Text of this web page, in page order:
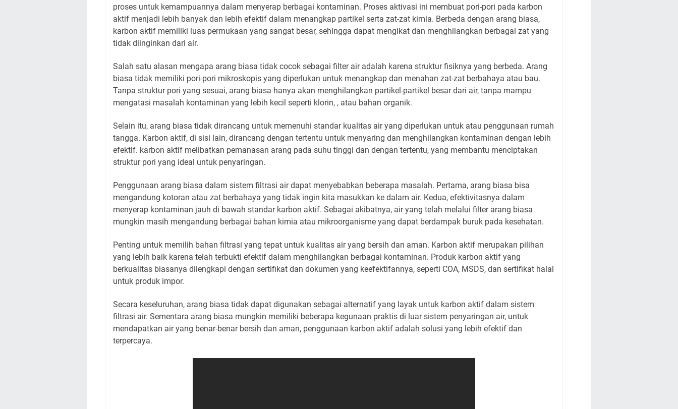
proses untuk kemampuannya dalam menyerap berbagai kontaminan. Proses aktivasi ini membuat pori-pori pada karbon
aktif menjadi lebih banyak dan lebih efektif dalam menangkap partikel serta zat-zat kimia. Berbeda dengan arang biasa,
karbon aktif memiliki luas permukaan yang sangat besar, sehingga dapat mengikat dan menghilangkan berbagai zat yang
tidak diinginkan dari air.
Salah satu alasan mengapa arang biasa tidak cocok sebagai filter air adalah karena struktur fisiknya yang berbeda. Arang
biasa tidak memiliki pori-pori mikroskopis yang diperlukan untuk menangkap dan menahan zat-zat berbahaya atau bau.
Tanpa struktur pori yang sesuai, arang biasa hanya akan menghilangkan partikel-partikel besar dari air, tanpa mampu
mengatasi masalah kontaminan yang lebih kecil seperti klorin, , atau bahan organik.
Selain itu, arang biasa tidak dirancang untuk memenuhi standar kualitas air yang diperlukan untuk atau penggunaan rumah
tangga. Karbon aktif, di sisi lain, dirancang dengan tertentu untuk menyaring dan menghilangkan kontaminan dengan lebih
efektif. karbon aktif melibatkan pemanasan arang pada suhu tinggi dan dengan tertentu, yang membantu menciptakan
struktur pori yang ideal untuk penyaringan.
Penggunaan arang biasa dalam sistem filtrasi air dapat menyebabkan beberapa masalah. Pertama, arang biasa bisa
mengandung kotoran atau zat berbahaya yang tidak ingin kita masukkan ke dalam air. Kedua, efektivitasnya dalam
menyerap kontaminan jauh di bawah standar karbon aktif. Sebagai akibatnya, air yang telah melalui filter arang biasa
mungkin masih mengandung berbagai bahan kimia atau mikroorganisme yang dapat berdampak buruk pada kesehatan.
Penting untuk memilih bahan filtrasi yang tepat untuk kualitas air yang bersih dan aman. Karbon aktif merupakan pilihan
yang lebih baik karena telah terbukti efektif dalam menghilangkan berbagai kontaminan. Produk karbon aktif yang
berkualitas biasanya dilengkapi dengan sertifikat dan dokumen yang keefektifannya, seperti COA, MSDS, dan sertifikat halal
untuk produk impor.
Secara keseluruhan, arang biasa tidak dapat digunakan sebagai alternatif yang layak untuk karbon aktif dalam sistem
filtrasi air. Sementara arang biasa mungkin memiliki beberapa kegunaan praktis di luar sistem penyaringan air, untuk
mendapatkan air yang benar-benar bersih dan aman, penggunaan karbon aktif adalah solusi yang lebih efektif dan
terpercaya.